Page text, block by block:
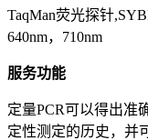
TaqMan荧光探针
640nm，710nm
服务功能
定量PCR可以得出准
定性测定的历史，并